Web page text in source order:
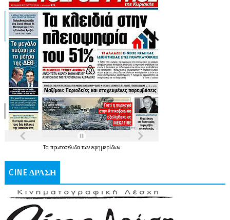
Τα πρωτοσέλιδατων εφημερίδων
CINE ΔΡΑΣΗ